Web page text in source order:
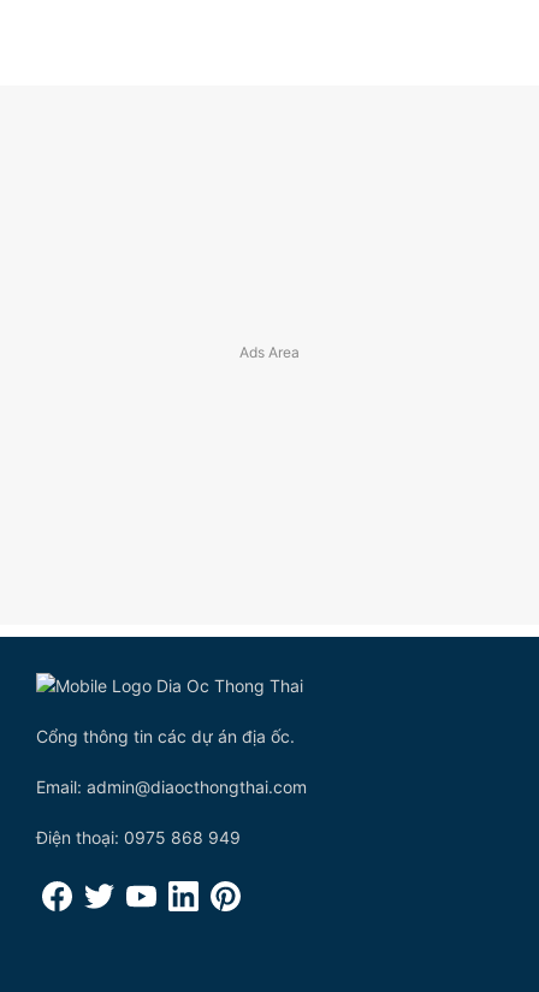
Cổng thông tin các dự án địa ốc.
Email: admin@diaocthongthai.com
Điện thoại: 0975 868 949